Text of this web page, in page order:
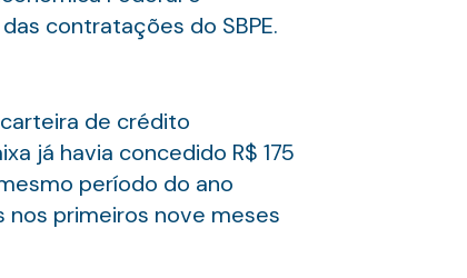
contratações do SBPE.
de crédito
já havia concedido R$ 175
período do ano
nos primeiros nove meses